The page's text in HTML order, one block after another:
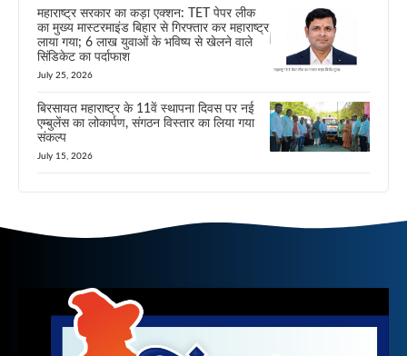
महाराष्ट्र सरकार का कड़ा एक्शन: TET पेपर लीक
का मुख्य मास्टरमाइंड बिहार से गिरफ्तार कर महाराष्ट्र
लाया गया; 6 लाख युवाओं के भविष्य से खेलने वाले
सिंडिकेट का पर्दाफाश
July 25, 2026
बिरसायत महाराष्ट्र के 11वें स्थापना दिवस पर नई
एम्बुलेंस का लोकार्पण, संगठन विस्तार का लिया गया
संकल्प
July 15, 2026